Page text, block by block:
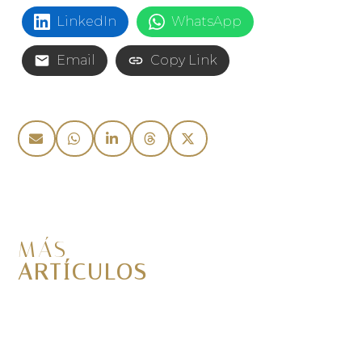
LinkedIn WhatsApp
Email Copy Link
MÁS
ARTÍCULOS